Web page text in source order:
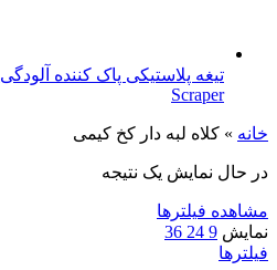
Scraper
خانه » کلاه لبه دار کخ کیمی
در حال نمایش یک نتیجه
مشاهده فیلترها
نمایش 9
24
36
فیلترها